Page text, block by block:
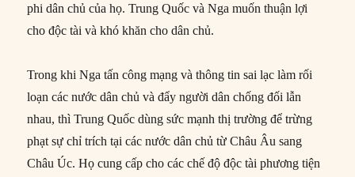
phi dân chủ của họ. Trung Quốc và Nga muốn thuận lợi
cho độc tài và khó khăn cho dân chủ.
Trong khi Nga tấn công mạng và thông tin sai lạc làm rối
loạn các nước dân chủ và đẩy người dân chống đối lẫn
nhau, thì Trung Quốc dùng sức mạnh thị trường để trừng
phạt sự chỉ trích tại các nước dân chủ từ Châu Âu sang
Châu Úc. Họ cung cấp cho các chế độ độc tài phương tiện